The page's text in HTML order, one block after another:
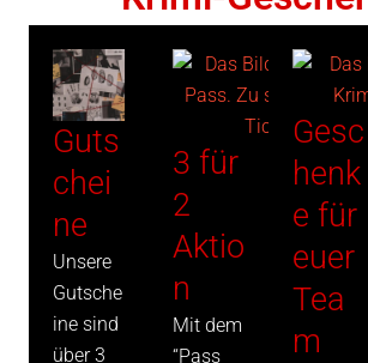
Guts
chei
ne
Unsere
Gutsche
ine sind
über 3
3 für
2
Aktio
n
Mit dem
“Pass
Gesc
henk
e für
euer
Tea
m